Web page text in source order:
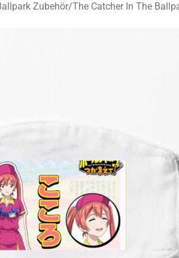
Zubehör/The Catcher In The